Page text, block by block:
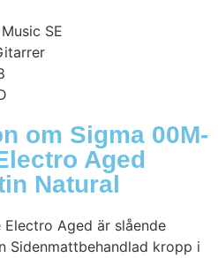
SE
om Sigma 00M-
Aged
Natural
Electro Aged är slående
Sidenmattbehandlad kropp i